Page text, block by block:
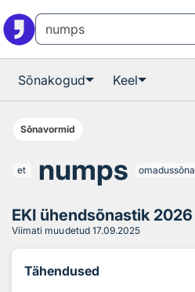
Sõnakogud Keel
Sõnavormid
et numps omadussõna
EKI ühendsõnastik 2026
Viimati muudetud 17.09.2025
Tähendused